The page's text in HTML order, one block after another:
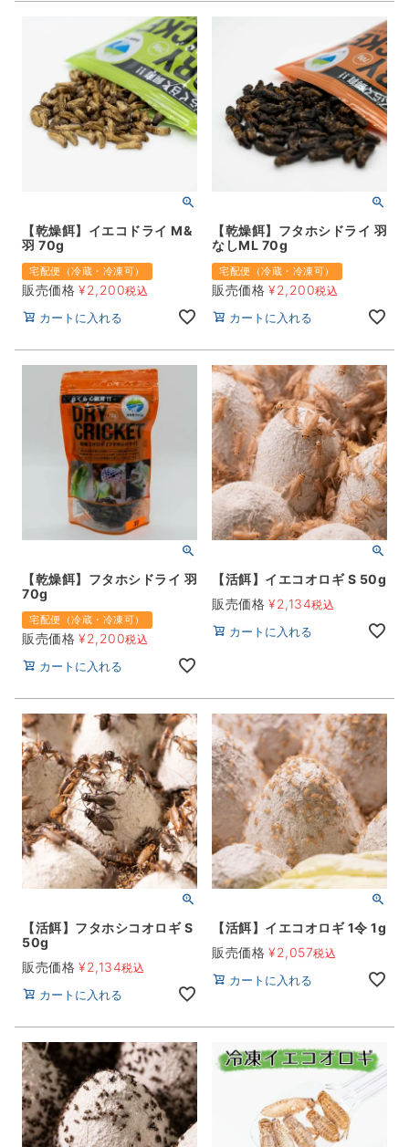
【乾燥餌】イエコドライ M&
羽 70g
宅配便（冷蔵・冷凍可）
販売価格 ¥2,200税込
カートに入れる
【乾燥餌】フタホシドライ 羽
なしML 70g
宅配便（冷蔵・冷凍可）
販売価格 ¥2,200税込
カートに入れる
【乾燥餌】フタホシドライ 羽
70g
宅配便（冷蔵・冷凍可）
販売価格 ¥2,200税込
カートに入れる
【活餌】イエコオロギ S 50g
販売価格 ¥2,134税込
カートに入れる
【活餌】フタホシコオロギ S
50g
販売価格 ¥2,134税込
カートに入れる
【活餌】イエコオロギ 1令 1g
販売価格 ¥2,057税込
カートに入れる